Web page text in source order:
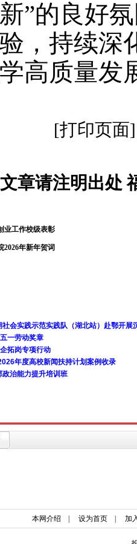
”的良好
，持续深
高质量发
[打印页面]
章请注明出处
业工作校级表彰
2026年新年贺词
本网介绍 设为首页| 加